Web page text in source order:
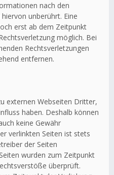
nach den
unberührt. Eine
erst ab dem Zeitpunkt
möglich. Bei
Rechtsverletzungen
entfernen.
externen Webseiten Dritter,
haben. Deshalb können
keine Gewähr
verlinkten Seiten ist stets
der Seiten
wurden zum Zeitpunkt
überprüft.